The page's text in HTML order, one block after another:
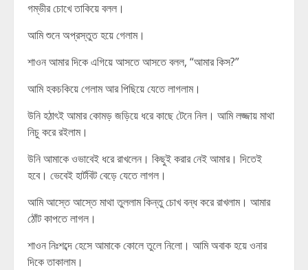
গম্ভীর চোখে তাকিয়ে বলল।
আমি শুনে অপ্রস্তুত হয়ে গেলাম।
শাওন আমার দিকে এগিয়ে আসতে আসতে বলল, “আমার কিস?”
আমি হকচকিয়ে গেলাম আর পিছিয়ে যেতে লাগলাম।
উনি হঠাৎই আমার কোমড় জড়িয়ে ধরে কাছে টেনে নিল। আমি লজ্জায় মাথা
নিচু করে রইলাম।
উনি আমাকে ওভাবেই ধরে রাখলেন। কিছুই করার নেই আমার। দিতেই
হবে। ভেবেই হার্টবিট বেড়ে যেতে লাগল।
আমি আস্তে আস্তে মাথা তুললাম কিন্তু চোখ বন্ধ করে রাখলাম। আমার
ঠোঁট কাপতে লাগল।
শাওন নিঃশব্দে হেসে আমাকে কোলে তুলে নিলো। আমি অবাক হয়ে ওনার
দিকে তাকালাম।